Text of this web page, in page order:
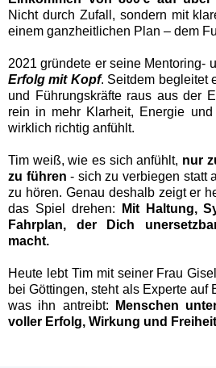
Nicht durch Zufall, sondern mit
einem ganzheitlichen Plan – dem
2021 gründete er seine Mentoring-
Erfolg mit Kopf. Seitdem begleitet
und Führungskräfte raus aus der
rein in mehr Klarheit, Energie
wirklich richtig anfühlt.
Tim weiß, wie es sich anfühlt, nur
zu führen - sich zu verbiegen statt
zu hören. Genau deshalb zeigt er
das Spiel drehen:
Mit Haltung,
Fahrplan, der Dich
macht.
Heute lebt Tim mit seiner Frau
bei Göttingen, steht als Experte auf
was ihn antreibt:
Menschen
voller Erfolg, Wirkung und